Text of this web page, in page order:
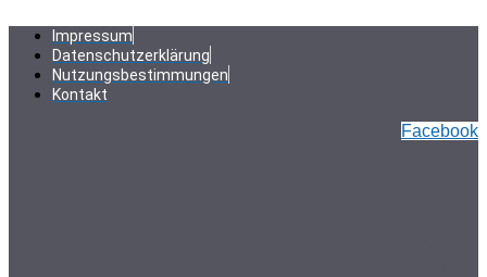
Inhalt
springen
Impressum
Datenschutzerklärung
Nutzungsbestimmungen
Kontakt
Facebook